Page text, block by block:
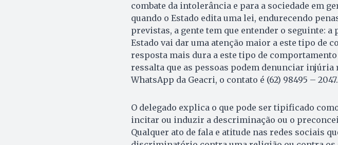
combate da intolerância e para a sociedade em
quando o Estado edita uma lei, endurecendo
previstas, a gente tem que entender o seguinte:
Estado vai dar uma atenção maior a este tipo de
resposta mais dura a este tipo de
ressalta que as pessoas podem denunciar
WhatsApp da Geacri, o contato é (62) 98495 – 2047.
O delegado explica o que pode ser tipificado
incitar ou induzir a descriminação ou o
Qualquer ato de fala e atitude nas redes sociais